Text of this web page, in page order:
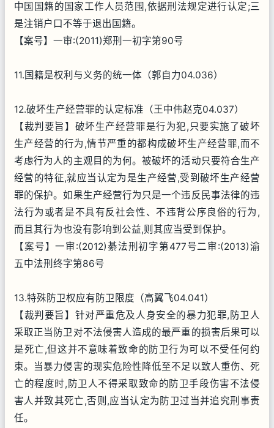
中国国籍的国家工作人员范围,依据刑法规定进行认定;三
是注销户口不等于退出国籍。
【案号】一审:(2011)郑刑一初字第90号
11.国籍是权利与义务的统一体（郭自力04.036）
12.破坏生产经营罪的认定标准（王中伟赵克04.037）
【裁判要旨】破坏生产经营罪是行为犯,只要实施了破坏
生产经营的行为,情节严重的都构成破坏生产经营罪,而不
考虑行为人的主观目的为何。被破坏的活动只要符合生产
经营的特征,就应当认定为是生产经营,受到破坏生产经营
罪的保护。如果生产经营行为只是一个违反民事法律的违
法行为或者是不具有反社会性、不违背公序良俗的行为,
而且其行为也没有影响到公益,则其应当受到保护。
【案号】一审:(2012)綦法刑初字第477号二审:(2013)渝
五中法刑终字第86号
13.特殊防卫权应有防卫限度（高翼飞04.041）
【裁判要旨】针对严重危及人身安全的暴力犯罪,防卫人
采取正当防卫对不法侵害人造成的最严重的损害后果可以
是死亡,但这并不意味着致命的防卫行为可以不受任何约
束。当暴力侵害的现实危险性降低至不足以致人重伤、死
亡的程度时,防卫人不得采取致命的防卫手段伤害不法侵
害人并致其死亡,否则,应当认定为防卫过当并追究刑事责
任。